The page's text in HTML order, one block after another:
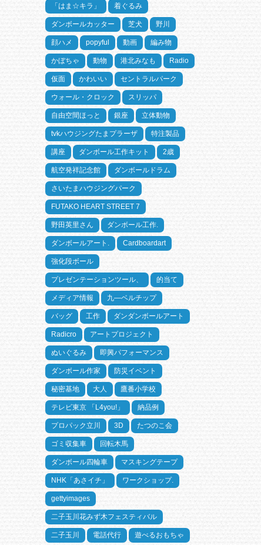
「はま☆キラ」 着ぐるみ
ダンボールカッター 芝犬 野川
顔ハメ popyful 動画 編み物
かぼちゃ 動物 港北みなも Radio
仮面 かわいい セントラルパーク
ウォール・クロック スリッパ
自由空間ほっと 銀座 立体動物
tvkハウジングたまプラーザ 特注製品
講座 ダンボール工作キット 2歳
航空発祥記念館 ダンボールドラム
さいたまハウジングパーク
FUTAKO HEART STREET 7
野田英里さん ダンボール工作.
ダンボールアート. Cardboardart
強化段ボール
プレゼンテーションツール、 的当て
メディア情報 九―ベルチップ
バッグ 工作 ダンダンボールアート
Radicro アートプロジェクト
ぬいぐるみ 即興パフォーマンス
ダンボール作家 防災イベント
秘密基地 大人 鷹番小学校
テレビ東京 「L4you!」 納品例
プロパック立川 3D たつのこ会
ゴミ収集車 回転木馬
ダンボール四輪車 マスキングテープ
NHK「あさイチ」 ワークショップ.
gettyimages
二子玉川花みず木フェスティバル
二子玉川 電話代行 遊べるおもちゃ